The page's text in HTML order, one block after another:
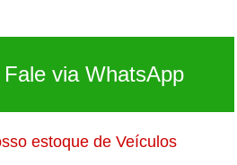
Fale via WhatsApp
estoque de Veículos